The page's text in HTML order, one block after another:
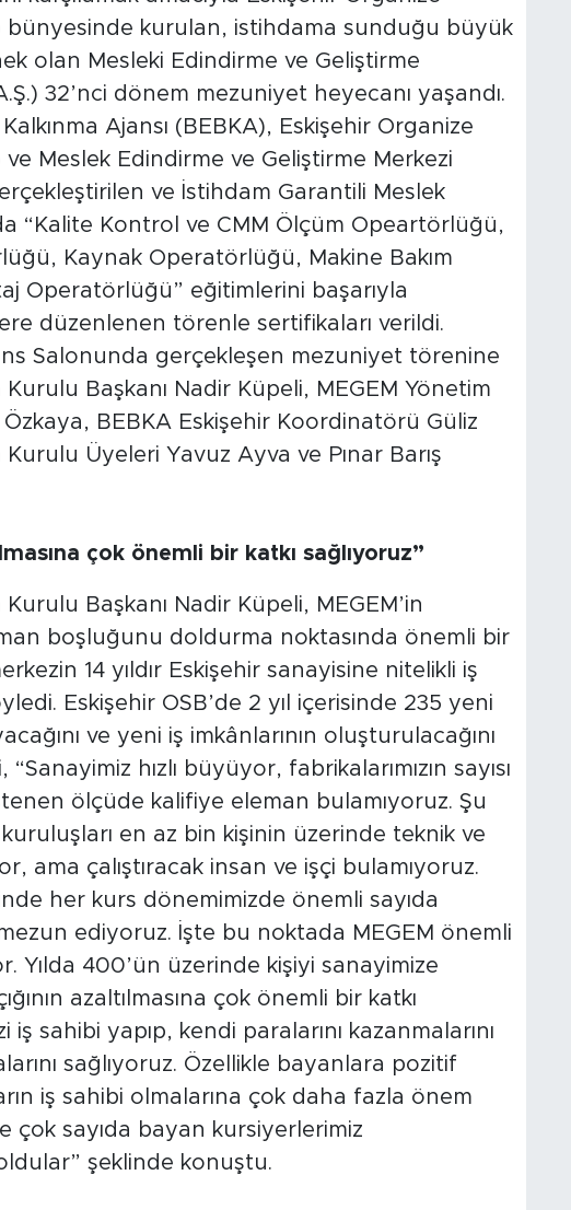
bünyesinde kurulan, istihdama sunduğu büyük
olan Mesleki Edindirme ve Geliştirme
32’nci dönem mezuniyet heyecanı yaşandı.
Ajansı (BEBKA), Eskişehir Organize
Meslek Edindirme ve Geliştirme Merkezi
ve İstihdam Garantili Meslek
“Kalite Kontrol ve CMM Ölçüm Opeartörlüğü,
Kaynak Operatörlüğü, Makine Bakım
Operatörlüğü” eğitimlerini başarıyla
düzenlenen törenle sertifikaları verildi.
Salonunda gerçekleşen mezuniyet törenine
Kurulu Başkanı Nadir Küpeli, MEGEM Yönetim
Özkaya, BEBKA Eskişehir Koordinatörü Güliz
Üyeleri Yavuz Ayva ve Pınar Barış
çok önemli bir katkı sağlıyoruz”
Başkanı Nadir Küpeli, MEGEM’in
boşluğunu doldurma noktasında önemli bir
14 yıldır Eskişehir sanayisine nitelikli iş
Eskişehir OSB’de 2 yıl içerisinde 235 yeni
ve yeni iş imkânlarının oluşturulacağını
hızlı büyüyor, fabrikalarımızın sayısı
ölçüde kalifiye eleman bulamıyoruz. Şu
en az bin kişinin üzerinde teknik ve
ama çalıştıracak insan ve işçi bulamıyoruz.
her kurs dönemimizde önemli sayıda
ediyoruz. İşte bu noktada MEGEM önemli
Yılda 400’ün üzerinde kişiyi sanayimize
azaltılmasına çok önemli bir katkı
iş sahibi yapıp, kendi paralarını kazanmalarını
sağlıyoruz. Özellikle bayanlara pozitif
iş sahibi olmalarına çok daha fazla önem
çok sayıda bayan kursiyerlerimiz
şeklinde konuştu.